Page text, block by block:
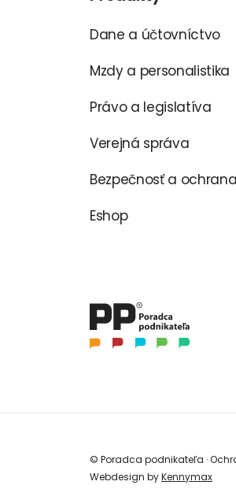
Dane a účtovníctvo
Mzdy a personalistika
Právo a legislatíva
Verejná správa
Bezpečnosť a ochrana
Eshop
© Poradca podnikateľa ·
Webdesign byKennymax